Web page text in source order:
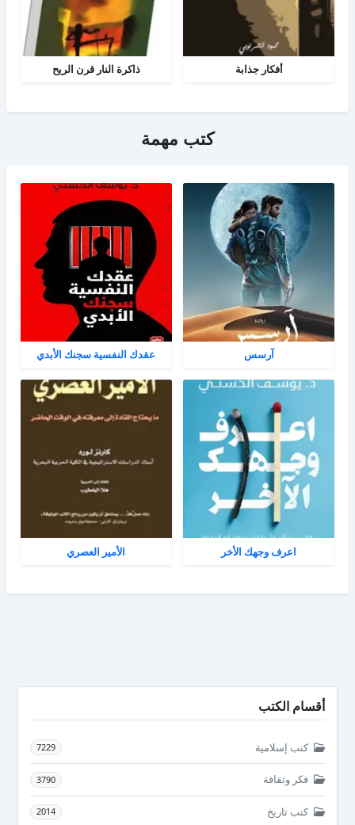
أفكار جذابة ذاكرة النار قرن الريح
كتب مهمة
آرسس عقدك النفسية سجنك الأبدي
اعرف وجهك الأخر الأمير العصري
أقسام الكتب
كتب إسلامية 7229
فكر وثقافة 3790
كتب تاريخ 2014